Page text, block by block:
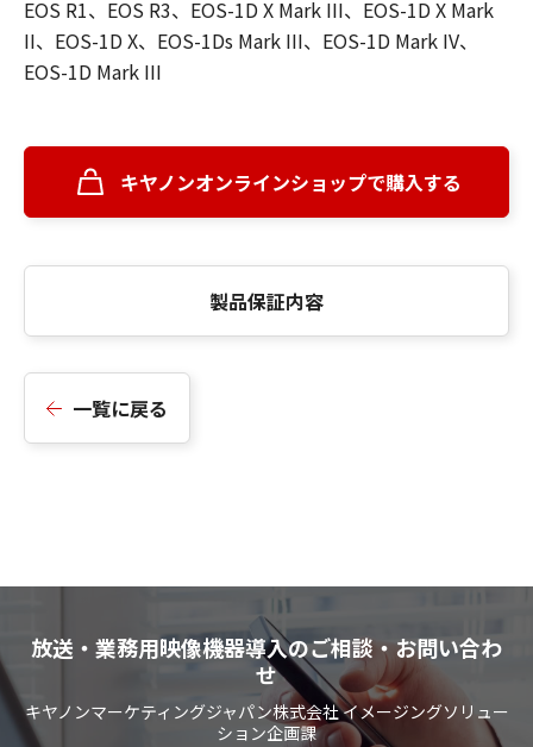
EOS R1、EOS R3、EOS-1D X Mark III、EOS-1D X Mark
II、EOS-1D X、EOS-1Ds Mark III、EOS-1D Mark IV、
EOS-1D Mark III
キヤノンオンラインショップで購入する
製品保証内容
一覧に戻る
放送・業務用映像機器導入のご相談・お問い合わ
せ
キヤノンマーケティングジャパン株式会社 イメージングソリュー
ション企画課